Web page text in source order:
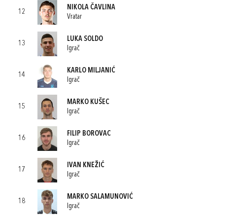
12
NIKOLA ČAVLINA
Vratar
13
LUKA SOLDO
Igrač
14
KARLO MILJANIĆ
Igrač
15
MARKO KUŠEC
Igrač
16
FILIP BOROVAC
Igrač
17
IVAN KNEŽIĆ
Igrač
18
MARKO SALAMUNOVIĆ
Igrač